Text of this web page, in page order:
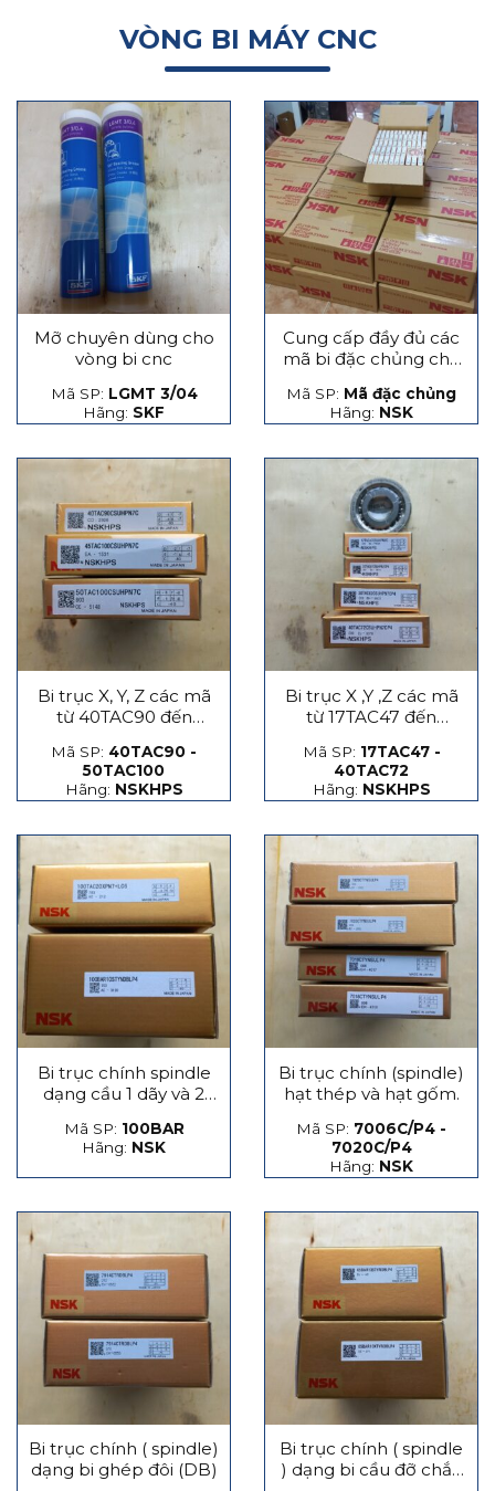
VÒNG BI MÁY CNC
Mỡ chuyên dùng cho
vòng bi cnc
Mã SP: LGMT 3/04
Hãng: SKF
Cung cấp đầy đủ các
mã bi đặc chủng cho
Mã SP: Mã đặc chủng
Hãng: NSK
Bi trục X, Y, Z các mã
từ 40TAC90 đến
Mã SP: 40TAC90 -
50TAC100
Hãng: NSKHPS
Bi trục X ,Y ,Z các mã
từ 17TAC47 đến
Mã SP: 17TAC47 -
40TAC72
Hãng: NSKHPS
Bi trục chính spindle
dạng cầu 1 dãy và 2
Mã SP: 100BAR
Hãng: NSK
Bi trục chính (spindle)
hạt thép và hạt gốm.
Mã SP: 7006C/P4 -
7020C/P4
Hãng: NSK
Bi trục chính ( spindle)
dạng bi ghép đôi (DB)
Bi trục chính ( spindle
) dạng bi cầu đỡ chắn